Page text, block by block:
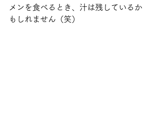
メンを食べるとき、汁は残しているか
もしれません（笑）